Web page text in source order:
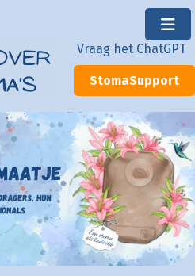
Vraag het ChatGPT
StomaSupport
×